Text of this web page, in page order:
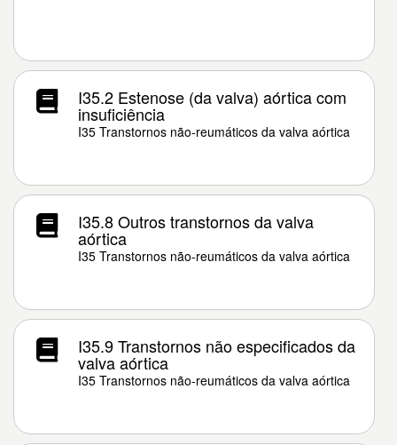
I35.2 Estenose (da valva) aórtica com
insuficiência
I35 Transtornos não-reumáticos da valva aórtica
I35.8 Outros transtornos da valva
aórtica
I35 Transtornos não-reumáticos da valva aórtica
I35.9 Transtornos não especificados da
valva aórtica
I35 Transtornos não-reumáticos da valva aórtica